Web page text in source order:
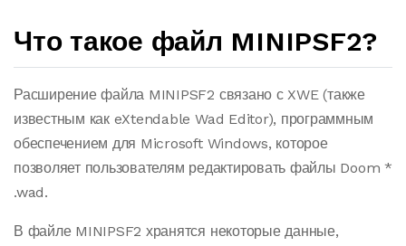
Что такое файл MINIPSF2?
Расширение файла MINIPSF2 связано с XWE (также
известным как eXtendable Wad Editor), программным
обеспечением для Microsoft Windows, которое
позволяет пользователям редактировать файлы Doom *
.wad.
В файле MINIPSF2 хранятся некоторые данные,